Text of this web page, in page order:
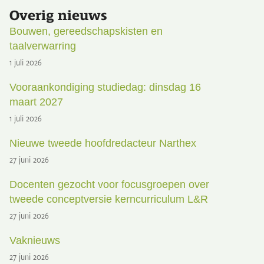
Overig nieuws
Bouwen, gereedschapskisten en
taalverwarring
1 juli 2026
Vooraankondiging studiedag: dinsdag 16
maart 2027
1 juli 2026
Nieuwe tweede hoofdredacteur Narthex
27 juni 2026
Docenten gezocht voor focusgroepen over
tweede conceptversie kerncurriculum L&R
27 juni 2026
Vaknieuws
27 juni 2026